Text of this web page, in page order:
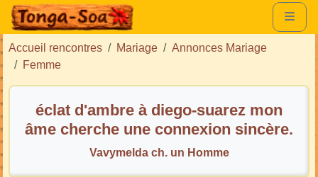
Accueil rencontres Mariage
Annonces Mariage
Femme
éclat d'ambre à diego-suarez mon
âme cherche une connexion sincère.
Vavymelda ch. un Homme